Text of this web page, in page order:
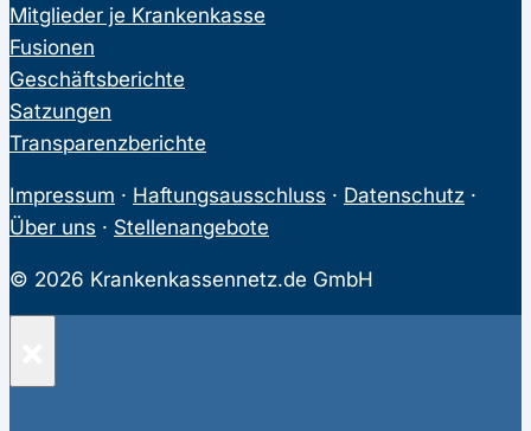
Mitglieder je Krankenkasse
Fusionen
Geschäftsberichte
Satzungen
Transparenzberichte
Impressum · Haftungsausschluss · Datenschutz ·
Über uns · Stellenangebote
© 2026 Krankenkassennetz.de GmbH